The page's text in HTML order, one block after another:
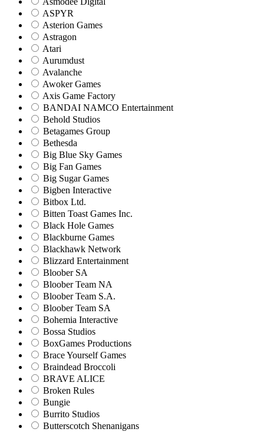
ASPYR
Asterion Games
Astragon
Atari
Aurumdust
Avalanche
Awoker Games
Axis Game Factory
BANDAI NAMCO Entertainment
Behold Studios
Betagames Group
Bethesda
Big Blue Sky Games
Big Fan Games
Big Sugar Games
Bigben Interactive
Bitbox Ltd.
Bitten Toast Games Inc.
Black Hole Games
Blackburne Games
Blackhawk Network
Blizzard Entertainment
Bloober SA
Bloober Team NA
Bloober Team S.A.
Bloober Team SA
Bohemia Interactive
Bossa Studios
BoxGames Productions
Brace Yourself Games
Braindead Broccoli
BRAVE ALICE
Broken Rules
Bungie
Burrito Studios
Butterscotch Shenanigans